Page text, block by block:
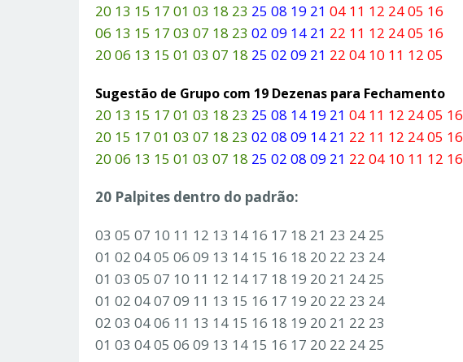
20 13 15 17 01 03 18 23 25 08 19 21 04 11 12 24 05 16
06 13 15 17 03 07 18 23 02 09 14 21 22 11 12 24 05 16
20 06 13 15 01 03 07 18 25 02 09 21 22 04 10 11 12 05
Sugestão de Grupo com 19 Dezenas para Fechamento
20 13 15 17 01 03 18 23 25 08 14 19 21 04 11 12 24 05 16
20 15 17 01 03 07 18 23 02 08 09 14 21 22 11 12 24 05 16
20 06 13 15 01 03 07 18 25 02 08 09 21 22 04 10 11 12 16
20 Palpites dentro do padrão:
03 05 07 10 11 12 13 14 16 17 18 21 23 24 25
01 02 04 05 06 09 13 14 15 16 18 20 22 23 24
01 03 05 07 10 11 12 14 17 18 19 20 21 24 25
01 02 04 07 09 11 13 15 16 17 19 20 22 23 24
02 03 04 06 11 13 14 15 16 18 19 20 21 22 23
01 03 04 05 06 09 13 14 15 16 17 20 22 24 25